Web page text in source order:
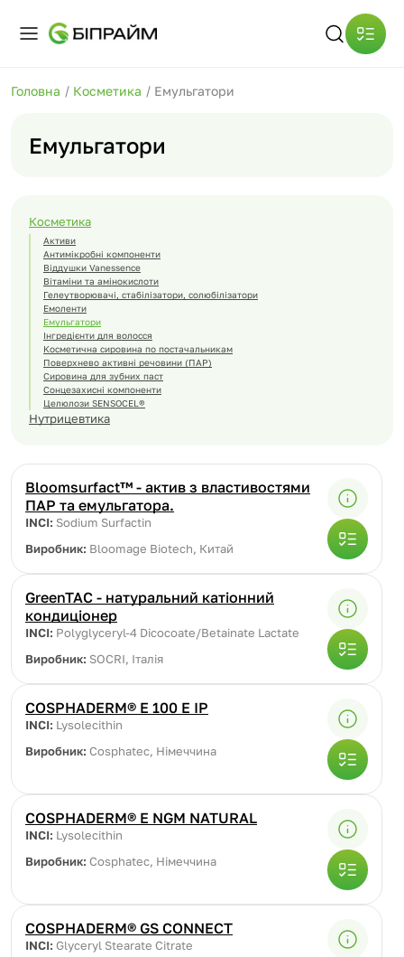
Головна / Косметика / Емульгатори
Емульгатори
Косметика
Активи
Антимікробні компоненти
Віддушки Vanessence
Вітаміни та амінокислоти
Гелеутворювачі, стабілізатори, солюбілізатори
Емоленти
Емульгатори
Інгредієнти для волосся
Косметична сировина по постачальникам
Поверхнево активні речовини (ПАР)
Сировина для зубних паст
Сонцезахисні компоненти
Целюлози SENSOCEL®
Нутрицевтика
Bloomsurfact™ - актив з властивостями
ПАР та емульгатора.
INCI: Sodium Surfactin
Виробник: Bloomage Biotech, Китай
GreenTAC - натуральний катіонний
кондиціонер
INCI: Polyglyceryl-4 Dicocoate/Betainate Lactate
Виробник: SOCRI, Італія
COSPHADERM® E 100 E IP
INCI: Lysolecithin
Виробник: Cosphatec, Німеччина
COSPHADERM® E NGM NATURAL
INCI: Lysolecithin
Виробник: Cosphatec, Німеччина
COSPHADERM® GS CONNECT
INCI: Glyceryl Stearate Citrate